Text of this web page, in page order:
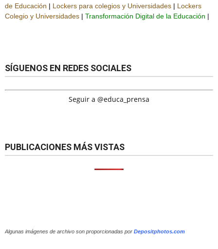
de Educación | Lockers para colegios y Universidades | Lockers
Colegio y Universidades | Transformación Digital de la Educación |
SÍGUENOS EN REDES SOCIALES
Seguir a @educa_prensa
PUBLICACIONES MÁS VISTAS
Algunas imágenes de archivo son proporcionadas por Depositphotos.com